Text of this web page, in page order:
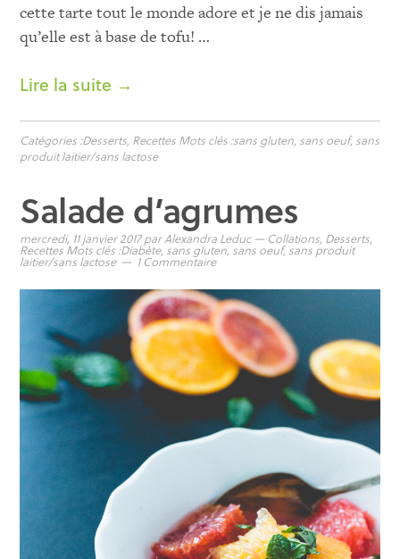
cette tarte tout le monde adore et je ne dis jamais
qu’elle est à base de tofu! …
Lire la suite →
Catégories :Desserts Recettes Mots clés :sans gluten sans oeuf, sans
produit laitier/sans lactose
Salade d’agrumes
mercredi, 11 janvier 2017parAlexandra Leduc — Collations Desserts
Recettes Mots clés :Diabète, sans gluten sans oeuf, sans produit
laitier/sans lactose 1 Commentaire